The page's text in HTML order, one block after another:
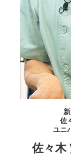
佐
ユニ
佐々木